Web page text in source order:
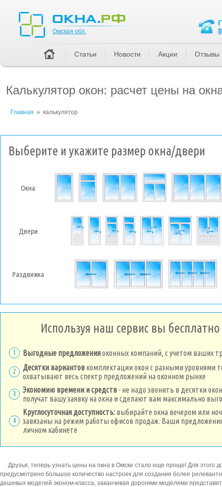
Калькулятор окон: расчет цены на
Главная » калькулятор
Выберите и укажите размер окна/двери
Окна
Двери
Раздвижка
Используя наш сервис вы
1 Выгодные предложенияоконных компаний, с учетом ваших
2 Десятки вариантов комплектации окон с разными уровнями
охватывают весь спектр предложений на оконном рынке
3 Экономию времени и средств - не надо звонить в десятки
получат вашу заявку на окна и сделают вам максимально
4
Круглосуточная доступность: выбирайте окна вечером или
завязаны на режим работы офисов продаж. Ваши
личном кабинете
Друзья, теперь узнать цены на окна в Омске стало еще проще! Для этого
предусмотрено большое количество настроек для создания более
дешевых моделей эконом-класса, заканчивая дорогими моделями
Омская обл.
Статьи Новости Акции Отзывы